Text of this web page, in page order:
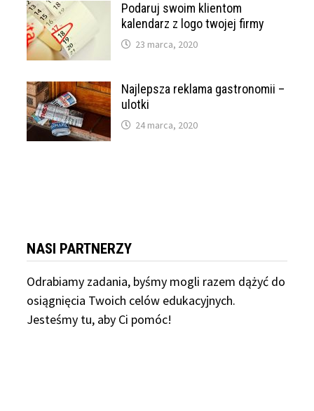
Podaruj swoim klientom
kalendarz z logo twojej firmy
23 marca, 2020
Najlepsza reklama gastronomii –
ulotki
24 marca, 2020
NASI PARTNERZY
Odrabiamy zadania, byśmy mogli razem dążyć do
osiągnięcia Twoich celów edukacyjnych.
Jesteśmy tu, aby Ci pomóc!